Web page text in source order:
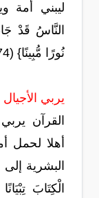
ليبني أمة
النَّاسُ قَدْ
نُورًا مُّبِينًا} (174) سورة النساء.
يربي الأجيال
القرآن
أهلا لحمل
البشرية
الْكِتَابَ